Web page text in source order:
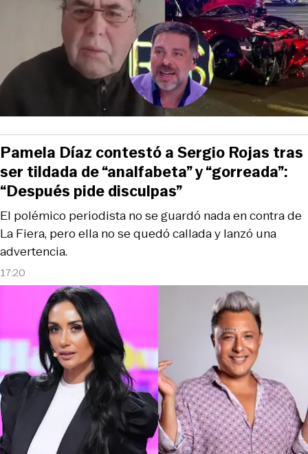
17:20
El polémico periodista no se guardó nada en contra de
La Fiera, pero ella no se quedó callada y lanzó una
advertencia.
Pamela Díaz contestó a Sergio Rojas tras
ser tildada de “analfabeta” y “gorreada”:
“Después pide disculpas”